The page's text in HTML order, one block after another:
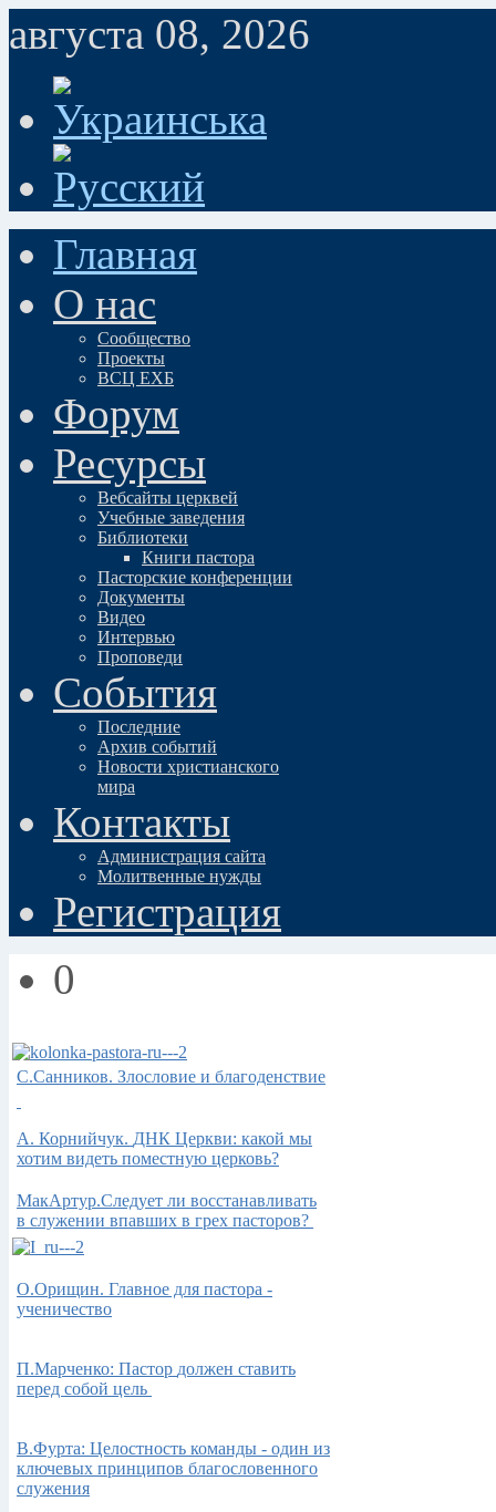
августа 08, 2026
Главная
О нас
Сообщество
Проекты
ВСЦ ЕХБ
Форум
Ресурсы
Вебсайты церквей
Учебные заведения
Библиотеки
Книги пастора
Пасторские конференции
Документы
Видео
Интервью
Проповеди
События
Последние
Архив событий
Новости христианского
мира
Контакты
Администрация сайта
Молитвенные нужды
Регистрация
0
С.Санников. Злословие и благоденствие
А. Корнийчук. ДНК Церкви: какой мы
хотим видеть поместную церковь?
МакАртур.Следует ли восстанавливать
в служении впавших в грех пасторов?
О.Орищин. Главное для пастора -
ученичество
П.Марченко: Пастор должен ставить
перед собой цель
В.Фурта: Целостность команды - один из
ключевых принципов благословенного
служения